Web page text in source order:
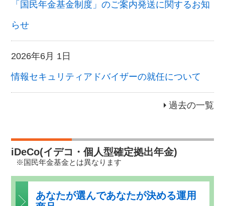
「国民年金基金制度」のご案内発送に関するお知
らせ
2026年6月 1日
情報セキュリティアドバイザーの就任について
過去の一覧
iDeCo(イデコ・個人型確定拠出年金)
※国民年金基金とは異なります
あなたが選んであなたが決める運用